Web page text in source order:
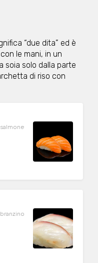
“due dita” ed è
le mani, in un
soia solo dalla parte
di riso con